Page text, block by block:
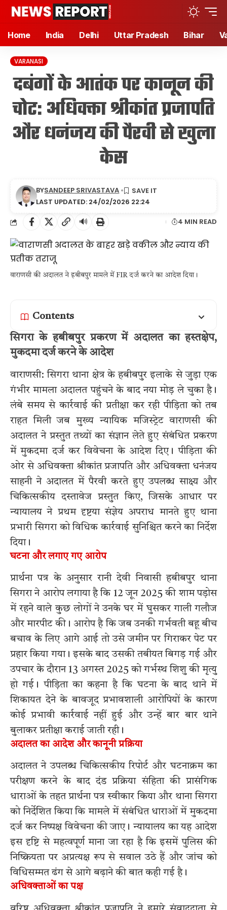
Home India Delhi Uttar Pradesh Bihar
VARANASI
दबंगों के आतंक पर कानून की
चोट: अधिवक्ता श्रीकांत प्रजापति
और धनंजय की पैरवी से खुला
केस
LAST UPDATED: 24/02/2026 22:24
BYSANDEEP SRIVASTAVA
🔊 4 MIN READ
वाराणसी की अदालत ने हबीबपुर मामले में FIR दर्ज करने का आदेश दिया।
Contents
सिगरा के हबीबपुर प्रकरण में अदालत का हस्तक्षेप,
मुकदमा दर्ज करने के आदेश
वाराणसी: सिगरा थाना क्षेत्र के हबीबपुर इलाके से जुड़ा एक
गंभीर मामला अदालत पहुंचने के बाद नया मोड़ ले चुका है।
लंबे समय से कार्रवाई की प्रतीक्षा कर रही पीड़िता को तब
राहत मिली जब मुख्य न्यायिक मजिस्ट्रेट वाराणसी की
अदालत ने प्रस्तुत तथ्यों का संज्ञान लेते हुए संबंधित प्रकरण
में मुकदमा दर्ज कर विवेचना के आदेश दिए। पीड़िता की
ओर से अधिवक्ता श्रीकांत प्रजापति और अधिवक्ता धनंजय
साहनी ने अदालत में पैरवी करते हुए उपलब्ध साक्ष्य और
चिकित्सकीय दस्तावेज प्रस्तुत किए, जिसके आधार पर
न्यायालय ने प्रथम दृष्टया संज्ञेय अपराध मानते हुए थाना
प्रभारी सिगरा को विधिक कार्रवाई सुनिश्चित करने का निर्देश
दिया।
घटना और लगाए गए आरोप
प्रार्थना पत्र के अनुसार रानी देवी निवासी हबीबपुर थाना
सिगरा ने आरोप लगाया है कि 12 जून 2025 की शाम पड़ोस
में रहने वाले कुछ लोगों ने उनके घर में घुसकर गाली गलौज
और मारपीट की। आरोप है कि जब उनकी गर्भवती बहू बीच
बचाव के लिए आगे आई तो उसे जमीन पर गिराकर पेट पर
प्रहार किया गया। इसके बाद उसकी तबीयत बिगड़ गई और
उपचार के दौरान 13 अगस्त 2025 को गर्भस्थ शिशु की मृत्यु
हो गई। पीड़िता का कहना है कि घटना के बाद थाने में
शिकायत देने के बावजूद प्रभावशाली आरोपियों के कारण
कोई प्रभावी कार्रवाई नहीं हुई और उन्हें बार बार थाने
बुलाकर प्रतीक्षा कराई जाती रही।
अदालत का आदेश और कानूनी प्रक्रिया
अदालत ने उपलब्ध चिकित्सकीय रिपोर्ट और घटनाक्रम का
परीक्षण करने के बाद दंड प्रक्रिया संहिता की प्रासंगिक
धाराओं के तहत प्रार्थना पत्र स्वीकार किया और थाना सिगरा
को निर्देशित किया कि मामले में संबंधित धाराओं में मुकदमा
दर्ज कर निष्पक्ष विवेचना की जाए। न्यायालय का यह आदेश
इस दृष्टि से महत्वपूर्ण माना जा रहा है कि इसमें पुलिस की
निष्क्रियता पर अप्रत्यक्ष रूप से सवाल उठे हैं और जांच को
विधिसम्मत ढंग से आगे बढ़ाने की बात कही गई है।
अधिवक्ताओं का पक्ष